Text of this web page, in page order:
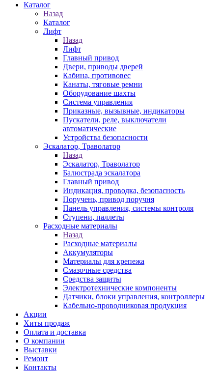
Каталог
Назад
Каталог
Лифт
Назад
Лифт
Главный привод
Двери, приводы дверей
Кабина, противовес
Канаты, тяговые ремни
Оборудование шахты
Система управления
Приказные, вызывные, индикаторы
Пускатели, реле, выключатели
автоматические
Устройства безопасности
Эскалатор, Траволатор
Назад
Эскалатор, Траволатор
Балюстрада эскалатора
Главный привод
Индикация, проводка, безопасность
Поручень, привод поручня
Панель управления, системы контроля
Ступени, паллеты
Расходные материалы
Назад
Расходные материалы
Аккумуляторы
Материалы для крепежа
Смазочные средства
Средства защиты
Электротехнические компоненты
Датчики, блоки управления, контроллеры
Кабельно-проводниковая продукция
Акции
Хиты продаж
Оплата и доставка
О компании
Выставки
Ремонт
Контакты